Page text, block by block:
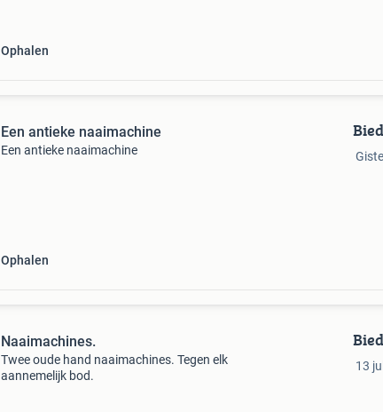
Ophalen
Een antieke naaimachine
Een antieke naaimachine
Ophalen
Naaimachines.
Twee oude hand naaimachines. Tegen elk
aannemelijk bod.
13